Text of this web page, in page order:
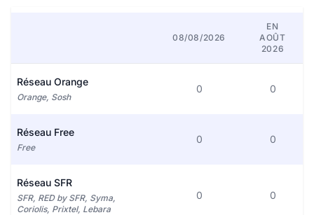
08/08/2026
EN
AOÛT
2026
Réseau Orange
Orange, Sosh
0 0
Réseau Free
Free
0 0
Réseau SFR
SFR, RED by SFR, Syma,
Coriolis, Prixtel, Lebara
0 0